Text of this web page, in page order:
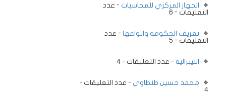
الجهاز المركزي للمحاسبات - عدد
التعليقات - 6
تعريف الحكومة وانواعها - عدد
التعليقات - 5
الليبرالية - عدد التعليقات - 4
محمد حسين طنطاوي - عدد التعليقات -
4